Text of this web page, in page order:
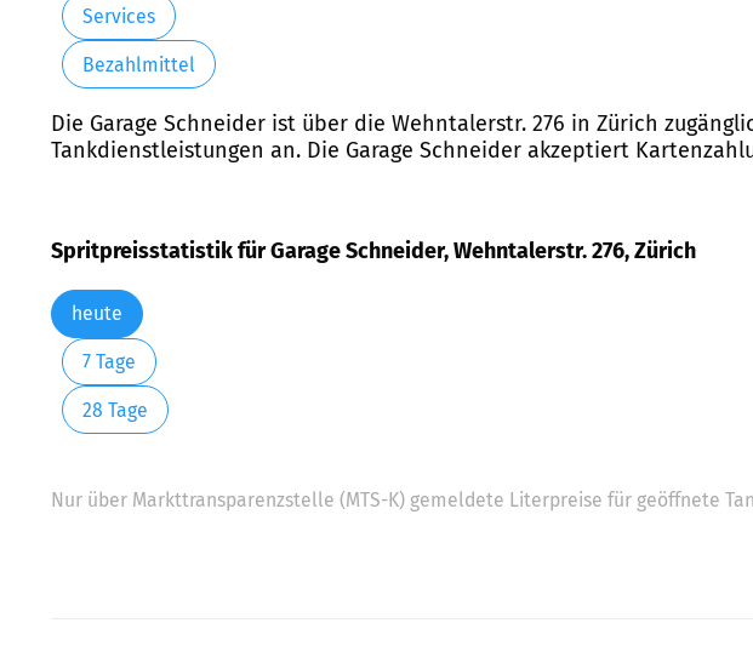
Services
Bezahlmittel
Die Garage Schneider ist über die Wehntalerstr. 276 in Zürich
Tankdienstleistungen an. Die Garage Schneider akzeptiert
Spritpreisstatistik für Garage Schneider, Wehntalerstr. 276, Zürich
heute
7 Tage
28 Tage
Nur über Markttransparenzstelle (MTS-K) gemeldete Literpreise für geöffnete